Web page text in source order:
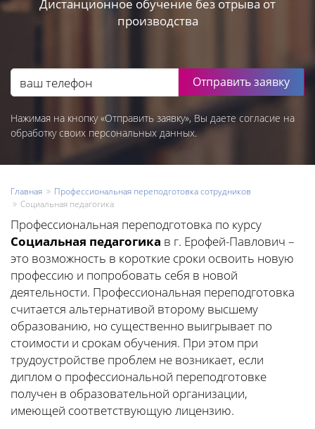
Дистанционное обучение без отрыва от
производства
Отправить заявку
Нажимая на кнопку «Отправить заявку», Вы даете согласие на
обработку своих персональных данных.
Главная
Профессиональная переподготовка сотрудников
Социальная педагогика
Профессиональная переподготовка по курсу
Социальная педагогика в г. Ерофей-Павлович –
это возможность в короткие сроки освоить новую
профессию и попробовать себя в новой
деятельности. Профессиональная переподготовка
считается альтернативой второму высшему
образованию, но существенно выигрывает по
стоимости и срокам обучения. При этом при
трудоустройстве проблем не возникает, если
диплом о профессиональной переподготовке
получен в образовательной организации,
имеющей соответствующую лицензию.